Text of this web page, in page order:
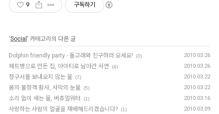
9 구독하기
'Social ' 카테고리의 다른 글
Dolphin friendly party - 돌고래와 친구하러 오세요! (3) 2010.03.26
페트병으로 만든 집, 아이티로 날아간 사연 (4) 2010.03.26
청구서를 보내오지 않는 물 (7) 2010.03.22
봄의 불청객 황사, 사막의 눈물 (5) 2010.03.22
소리 없이 새는 물, 버츄얼워터 (1) 2010.03.16
사랑하는 사람의 얼굴을 재배해드리겠습니다? (1) 2010.03.09